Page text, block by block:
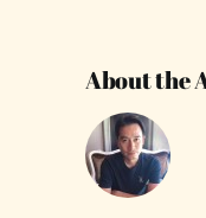
About the